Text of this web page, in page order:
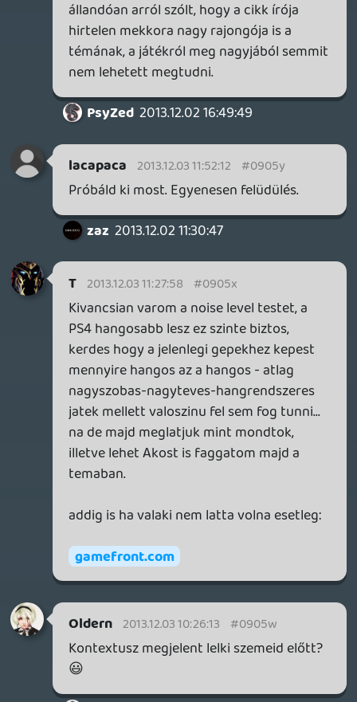
casper007 2013.12.03 09:02:06
casper007 2013.12.03 09:28:17 #0905v
Amikor drag szólt, hogy mackót
elvesztettük, meg kispriccelt a PS4...
Priceless. 😃
Amikor drag szólt, hogy mackót
elvesztettük, meg kispriccelt a PS4...
Priceless. 😃
mcmacko 2013.12.03 09:21:27
mcmacko 2013.12.03 09:21:27 #0905t
casper007 2013.12.03 09:02:06
casper007 2013.12.03 09:02:06 #0905s
Jó volt a podcast, már amennyit
érzékeltem belőle, mert elkövettem azt a
hibát, hogy feküdve hallgattam. Így néha
félálomban röhögtem fel és álomképek
kavarodtak az elhangzottakkal. Bizarr volt.
Már miért kéne szeretni az adott játékot,
hogy cikket írjunk róla? Csak nem
feltétlenül kell pl. az IGN-től meg a
GameTrailers-től elhinni mindent, akik
gyakorlatilag a játék reklámozásából és
Az egyedinek számító KÜLÖNvélemény
pedig az általam említett 576 Konzolban
jelent meg, ahol a szerkesztő Martin,
mindig hozzáfűzött néhány sort a cikkhez